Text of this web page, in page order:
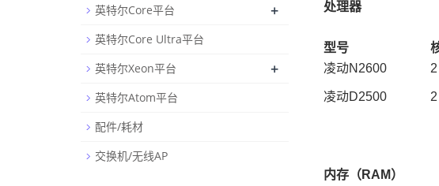
处理器
型号
凌动N2600
2
凌动D2500 2
内存（RAM）
英特尔Core平台 +
英特尔Core Ultra平台
英特尔Xeon平台
+
英特尔Atom平台
配件/耗材
交换机/无线AP